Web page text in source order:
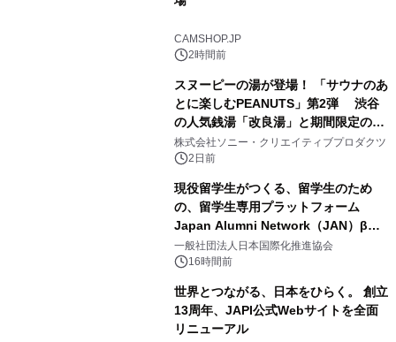
CAMSHOP.JP
2時間前
スヌーピーの湯が登場！ 「サウナのあ
とに楽しむPEANUTS」第2弾 渋谷
の人気銭湯「改良湯」と期間限定のコ
ラボレーション サウナイキタイコラ
ボグッズも発売決定！
株式会社ソニー・クリエイティブプロダクツ
2日前
現役留学生がつくる、留学生のため
の、留学生専用プラットフォーム
Japan Alumni Network（JAN）β版
をリリース
一般社団法人日本国際化推進協会
16時間前
世界とつながる、日本をひらく。 創立
13周年、JAPI公式Webサイトを全面
リニューアル